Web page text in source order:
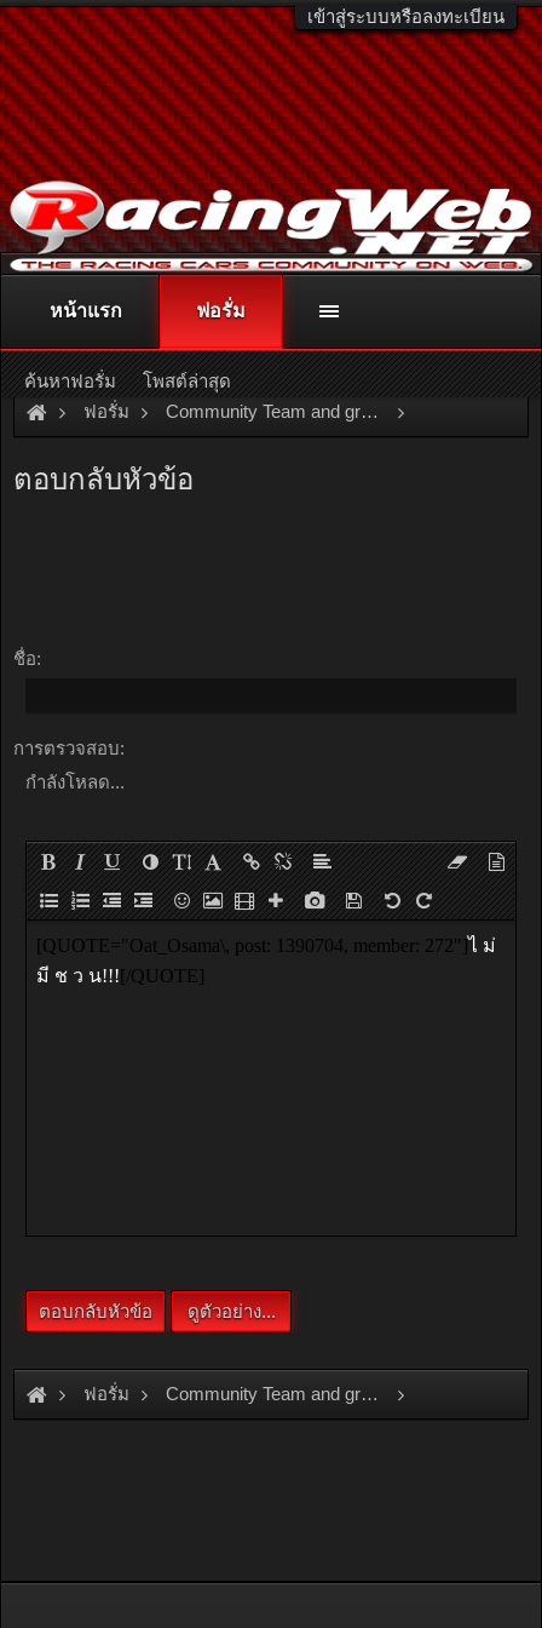
เข้าสู่ระบบหรือลงทะเบียน
ติดต่อลงโฆษณา racingweb@gmail.comหรือโทร. 081-811-1138
หรืออ่านรายละเอียดเพิ่มเติม คลิกที่นี่
ฟอรั่ม Community Team and group
ตอบกลับหัวข้อ
ชื่อ:
การตรวจสอบ:
กำลังโหลด...
ฟอรั่ม Community Team and group
หน้าแรก ฟอรั่ม
ค้นหาฟอรั่ม โพสต์ล่าสุด